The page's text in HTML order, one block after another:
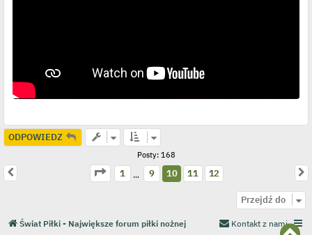
ODPOWIEDZ
Posty: 168
Strona z12
1 … 9 10 11 12
Przejdź do
N
Świat Piłki - Największe forum piłki nożnej Kontakt z nami